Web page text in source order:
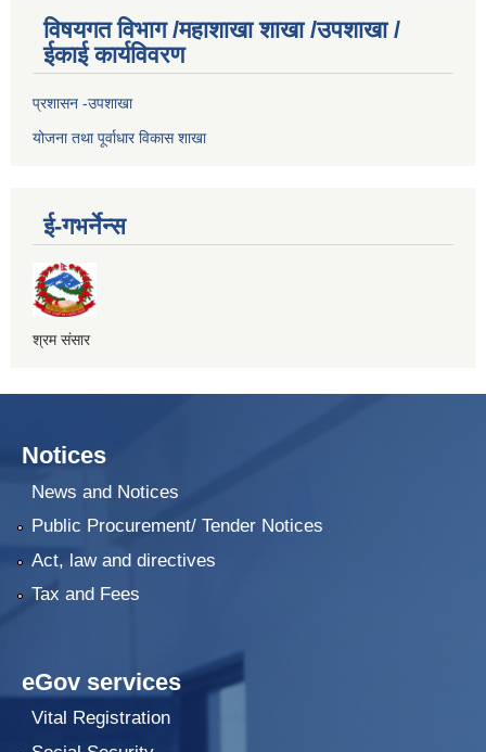
विषयगत विभाग /महाशाखा शाखा /उपशाखा /
ईकाई कार्यविवरण
प्रशासन -उपशाखा
योजना तथा पूर्वाधार विकास शाखा
ई-गभर्नेन्स
श्रम संसार
Notices
News and Notices
Public Procurement/ Tender Notices
Act, law and directives
Tax and Fees
eGov services
Vital Registration